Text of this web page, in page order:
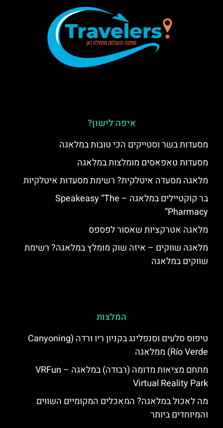
איפה לישון?
מסעדות בשר וסטייקים הכי טובות במלאגה
מסעדות טאפאסים מומלצות במלאגה
מלאגה מסעדה איטלקית? רשימת מסעדות איטלקיות
בר קוקטיילים במלאגה – Speakeasy “The
Pharmacy”
מלאגה אטרקציות שאסור לפספס
מלאגה שווקים – איזה שוק מומלץ במלאגה? רשימת
שווקים במלאגה
המלצות
טיפוס סלעים וסנפלינג בקניון ריו ורדה (Canyoning
Río Verde) ממלאגה
מתחם מציאות מדומה (רבודה) במלאגה – VRFun
Virtual Reality Park
מה לאכול במלאגה? המאכלים המקומיים השווים
והמיוחדים ביותר